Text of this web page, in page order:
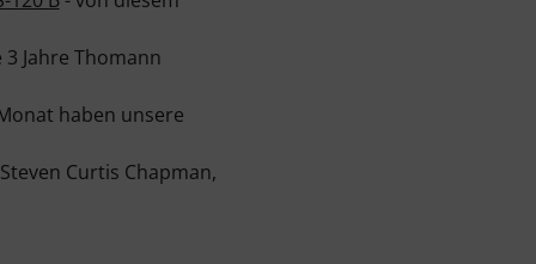
Jahre Thomann
haben unsere
Curtis Chapman,